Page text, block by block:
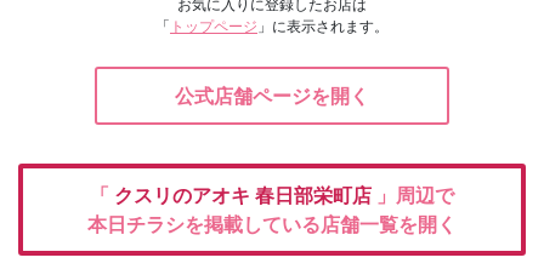
お気に入りに登録したお店は
「 トップページ 」に表示されます。
公式店舗ページを開く
「 クスリのアオキ 春日部栄町店 」周辺で
本日チラシを掲載している店舗一覧を開く